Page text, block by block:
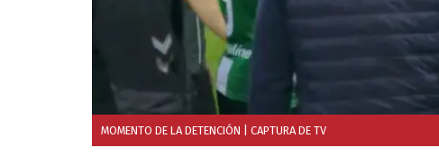
MOMENTO DE LA DETENCIÓN | CAPTURA DE TV